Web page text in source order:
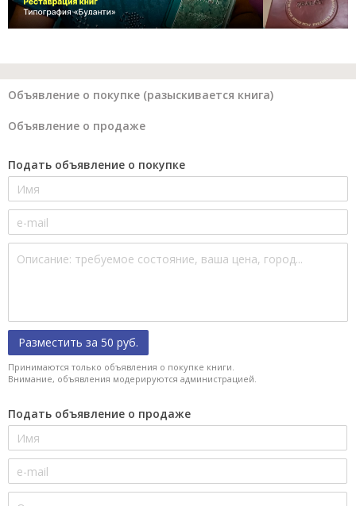
Объявление о покупке (разыскивается книга)
Объявление о продаже
Подать объявление о покупке
Разместить за 50 руб.
Принимаются только объявления о покупке книги.
Внимание, объявления модерируются администрацией.
Подать объявление о продаже